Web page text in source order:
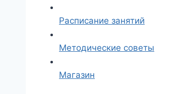
Расписание занятий
Методические советы
Магазин